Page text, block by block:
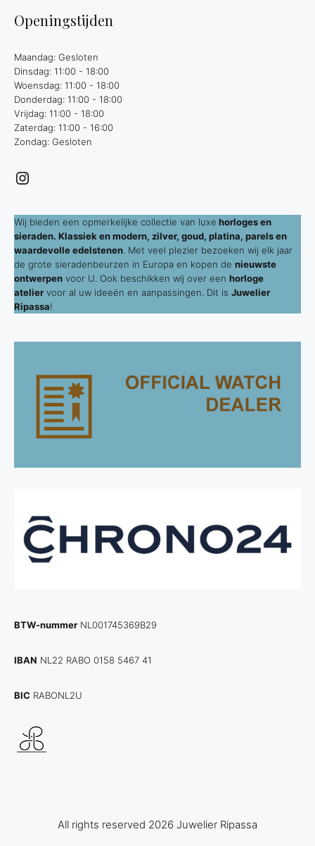
Openingstijden
Maandag: Gesloten
Dinsdag: 11:00 - 18:00
Woensdag: 11:00 - 18:00
Donderdag: 11:00 - 18:00
Vrijdag: 11:00 - 18:00
Zaterdag: 11:00 - 16:00
Zondag: Gesloten
Instagram
Wij bieden een opmerkelijke collectie van luxe horloges en
sieraden. Klassiek en modern, zilver, goud, platina, parels en
waardevolle edelstenen . Met veel plezier bezoeken wij elk jaar
de grote sieradenbeurzen in Europa en kopen de nieuwste
ontwerpen voor U. Ook beschikken wij over een horloge
atelier voor al uw ideeën en aanpassingen. Dit is Juwelier
Ripassa!
BTW-nummer NL001745369B29
IBAN NL22 RABO 0158 5467 41
BIC RABONL2U
All rights reserved 2026 Juwelier Ripassa